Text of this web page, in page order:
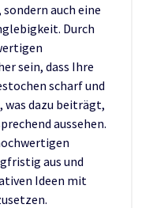
auch eine
Durch
sein, dass Ihre
scharf und
was dazu beiträgt,
aussehen.
aus und
Ideen mit